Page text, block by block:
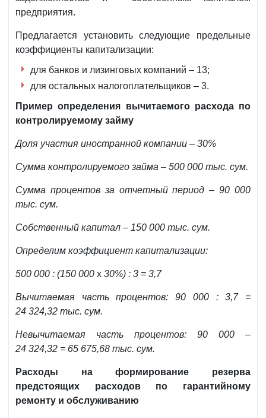
предприятия.
Предлагается установить следующие предельные
коэффициенты капитализации:
для банков и лизинговых компаний – 13;
для остальных налогоплательщиков – 3.
Пример определения вычитаемого расхода по
контролируемому займу
Доля участия иностранной компании – 30%
Сумма контролируемого займа – 500 000 тыс. сум.
Сумма процентов за отчетный период – 90 000
тыс. сум.
Собственный капитал – 150 000 тыс. сум.
Определим коэффициент капитализации:
500 000 : (150 000 х 30%) : 3 = 3,7
Вычитаемая часть процентов: 90 000 : 3,7 =
24 324,32 тыс. сум.
Невычитаемая часть процентов: 90 000 –
24 324,32 = 65 675,68 тыс. сум.
Расходы на формирование резерва
предстоящих расходов по гарантийному
ремонту и обслуживанию